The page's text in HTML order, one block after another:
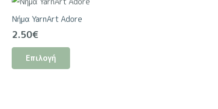
Νήμα YarnArt Adore
2.50€
Επιλογή